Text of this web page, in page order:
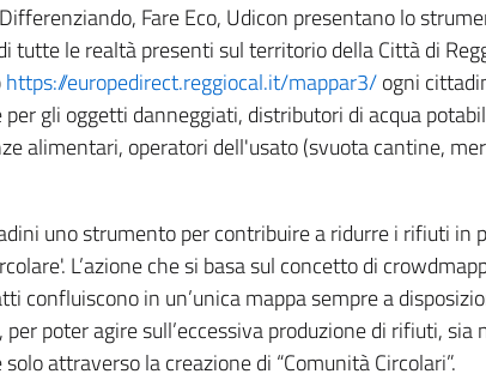
Fare Eco, Udicon presentano lo
tutte le realtà presenti sul territorio della Città di
https://europedirect.reggiocal.it/mappar3/ogni
gli oggetti danneggiati, distributori di acqua
alimentari, operatori dell'usato (svuota cantine,
uno strumento per contribuire a ridurre i rifiuti in
L’azione che si basa sul concetto di
in un’unica mappa sempre a
poter agire sull’eccessiva produzione di rifiuti, sia
attraverso la creazione di “Comunità Circolari”.